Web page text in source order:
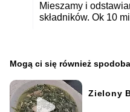
Mieszamy i
składników. Ok 10
Mogą ci się również
Zielony